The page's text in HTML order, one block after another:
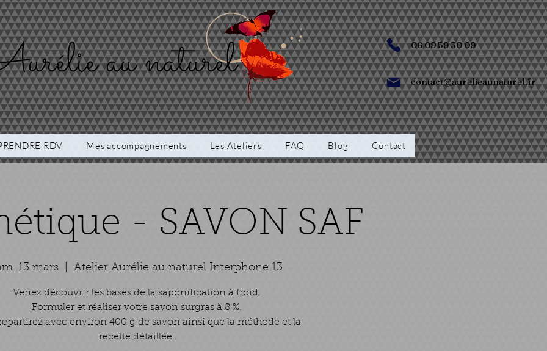
06 09 59 30 09
contact@aurelieaunaturel.fr
RDV Mes accompagnements Les Ateliers FAQ Blog Contact
- SAVON SAF
13 mars
  |
Atelier Aurélie au naturel Interphone 13
Venez découvrir les bases de la saponification à froid.
Formuler et réaliser votre savon surgras à 8 %.
avec environ 400 g de savon ainsi que la méthode et la
recette détaillée.